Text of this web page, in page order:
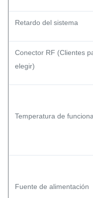
Retardo del sistema
Conector RF (Clientes
elegir)
Temperatura de
Fuente de alimentación